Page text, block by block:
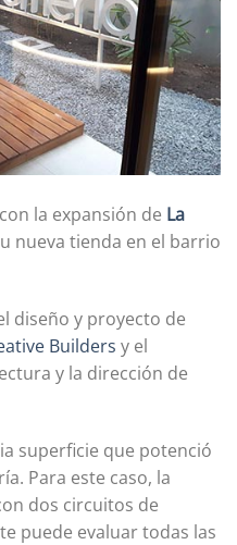
la expansión de La
nueva tienda en el barrio
diseño y proyecto de
Builders y el
y la dirección de
superficie que potenció
Para este caso, la
dos circuitos de
puede evaluar todas las